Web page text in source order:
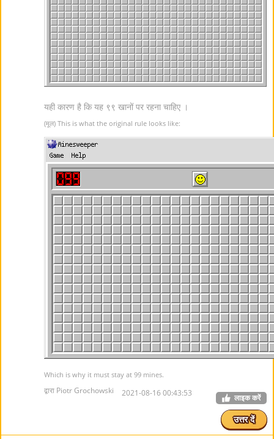
यही कारण है कि यह ९९ खानों पर रहना चाहिए ।
(मूल) This is what the original rule looks like:
Which is why it must stay at 99 mines.
द्वारा Piotr Grochowski 2021-08-16 00:43:53 लाइक करें
उत्तर दें